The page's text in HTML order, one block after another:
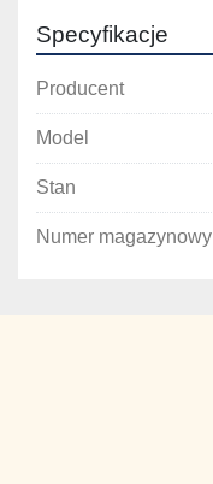
Specyfikacje
Producent
Model
Stan
Numer magazynowy